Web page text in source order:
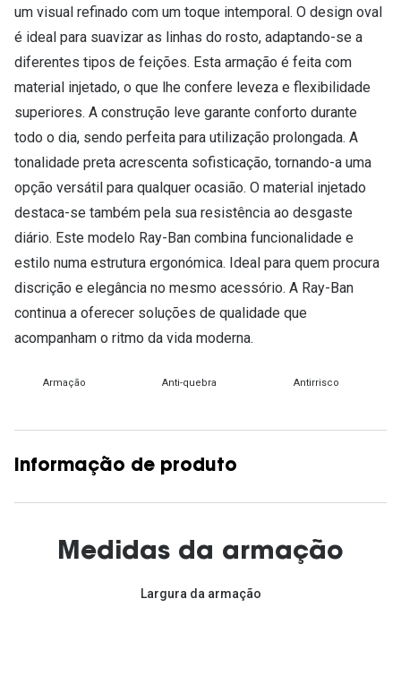
um visual refinado com um toque intemporal. O design oval
é ideal para suavizar as linhas do rosto, adaptando-se a
diferentes tipos de feições. Esta armação é feita com
material injetado, o que lhe confere leveza e flexibilidade
superiores. A construção leve garante conforto durante
todo o dia, sendo perfeita para utilização prolongada. A
tonalidade preta acrescenta sofisticação, tornando-a uma
opção versátil para qualquer ocasião. O material injetado
destaca-se também pela sua resistência ao desgaste
diário. Este modelo Ray-Ban combina funcionalidade e
estilo numa estrutura ergonómica. Ideal para quem procura
discrição e elegância no mesmo acessório. A Ray-Ban
continua a oferecer soluções de qualidade que
acompanham o ritmo da vida moderna.
Armação Anti-quebra Antirrisco
Informação de produto
Medidas da armação
Largura da armação